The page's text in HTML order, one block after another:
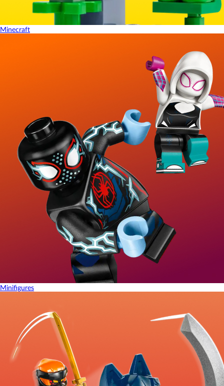
Minecraft
Minifigures